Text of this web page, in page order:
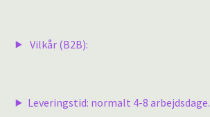
Vilkår (B2B):
Leveringstid: normalt 4-8 arbejdsdage.